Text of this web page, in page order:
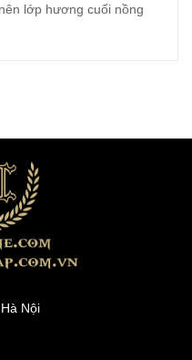
lớp hương cuối nồng
Nội